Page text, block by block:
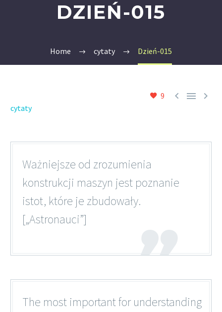
DZIEŃ-015
Home cytaty Dzień-015
9   
cytaty
Ważniejsze od zrozumienia
konstrukcji maszyn jest poznanie
istot, które je zbudowały.
[„Astronauci”]
The most important for understanding